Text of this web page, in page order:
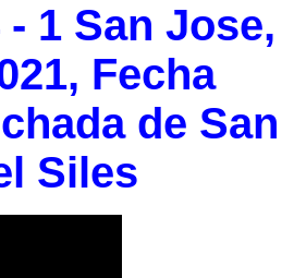
1 San Jose,
Fecha
de San
Siles